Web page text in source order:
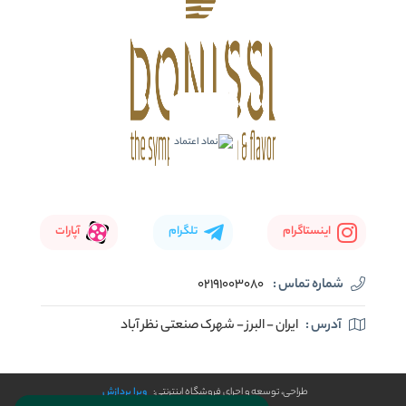
اینستاگرام تلگرام آپارات
شماره تماس : 02191003080
آدرس : ایران - البرز - شهرک صنعتی نظر آباد
طراحی، توسعه و اجرای فروشگاه اینترنتی: ویرا پردازش